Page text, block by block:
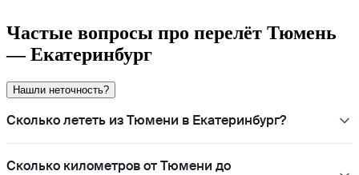
Частые вопросы про перелёт Тюмень
— Екатеринбург
Нашли неточность?
Сколько лететь из Тюмени в Екатеринбург?
Сколько километров от Тюмени до